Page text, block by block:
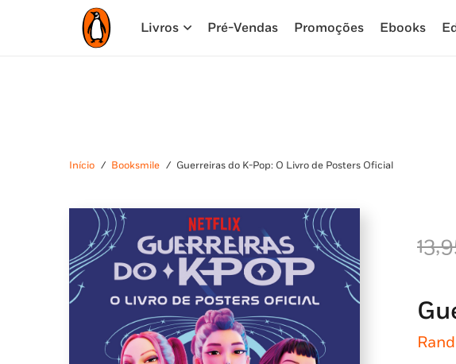
Livros Pré-Vendas Promoções Ebooks
Início / Booksmile / Guerreiras do K-Pop: O Livro de Posters Oficial